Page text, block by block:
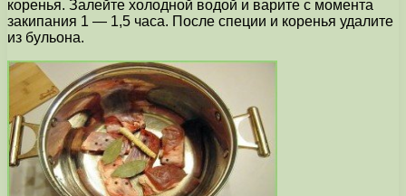
коренья. Залейте холодной водой и варите с момента
закипания 1 — 1,5 часа. После специи и коренья удалите
из бульона.